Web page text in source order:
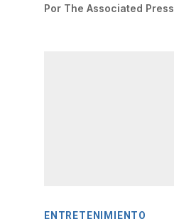
Por The Associated Press
ENTRETENIMIENTO